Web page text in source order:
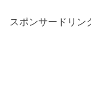
スポンサードリン